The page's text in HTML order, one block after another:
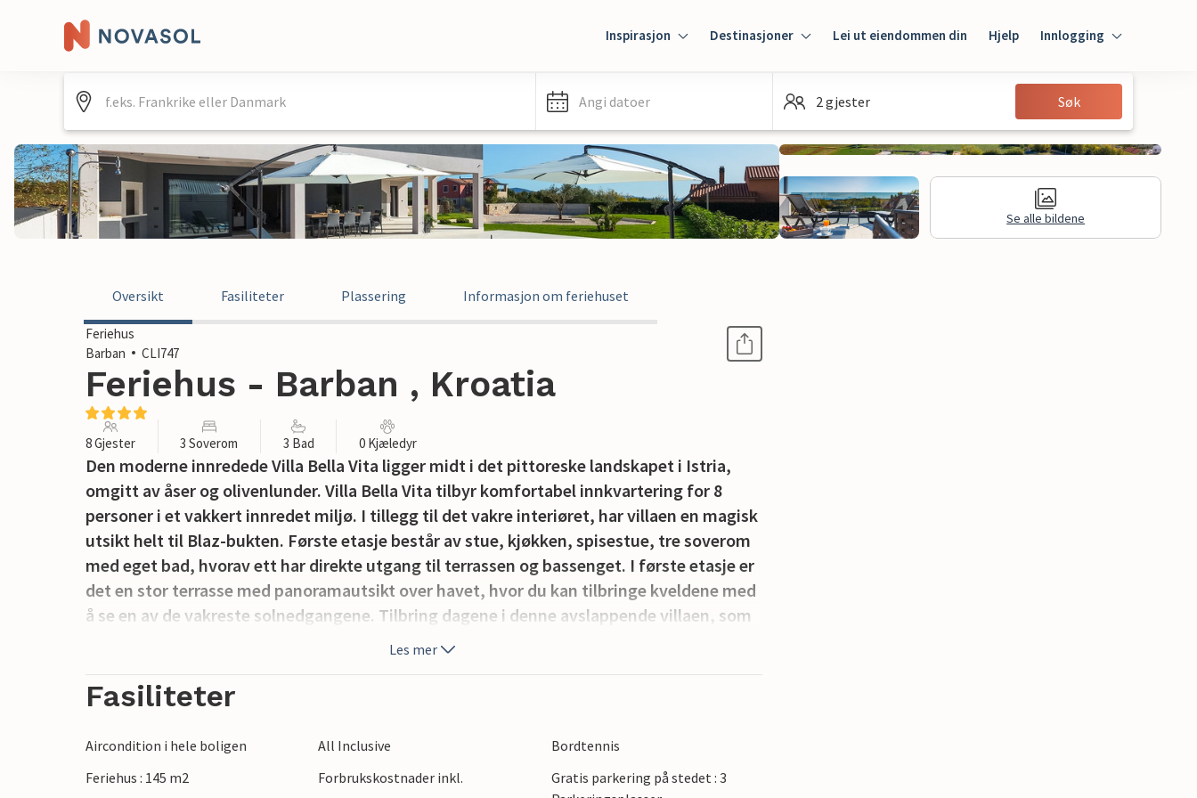
Inspirasjon Destinasjoner Lei ut eiendommen din Hjelp Innlogging
Innlogging
Gjest
Angi datoer 2 gjester Søk
Se alle bildene
Oversikt Fasiliteter Plassering Informasjon om feriehuset
Feriehus
Barban
CLI747
Feriehus - Barban , Kroatia
8 Gjester 3 Soverom 3 Bad 0 Kjæledyr
Den moderne innredede Villa Bella Vita ligger midt i det pittoreske landskapet i Istria,
omgitt av åser og olivenlunder. Villa Bella Vita tilbyr komfortabel innkvartering for 8
personer i et vakkert innredet miljø. I tillegg til det vakre interiøret, har villaen en magisk
utsikt helt til Blaz-bukten. Første etasje består av stue, kjøkken, spisestue, tre soverom
med eget bad, hvorav ett har direkte utgang til terrassen og bassenget. I første etasje er
det en stor terrasse med panoramautsikt over havet, hvor du kan tilbringe kveldene med
å se en av de vakreste solnedgangene. Tilbring dagene i denne avslappende villaen, som
byr på en ideell ferie for familie og venner der du kan nyte solen ved bassenget. Og hvis
og utforsk vakre Istria!
beliggenheten til Villa Bella Vita etterlater ingen likegyldig. Denne moderne villaen ligger
turkise havet. Bare noen få kilometer fra villaen ligger den lille byen Barban, som er kjent
Les mer
Fasiliteter
Aircondition i hele boligen All Inclusive
Bordtennis
Feriehus : 145 m2
Forbrukskostnader inkl.
Gratis parkering på stedet : 3